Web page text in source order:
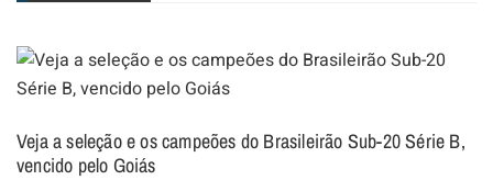
Veja a seleção e os campeões do Brasileirão Sub-20 Série B,
vencido pelo Goiás